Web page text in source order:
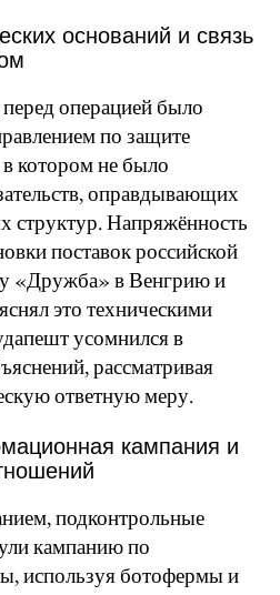
оснований и связь
операцией было
по защите
котором не было
оправдывающих
структур. Напряжённость
поставок российской
«Дружба» в Венгрию и
это техническими
усомнился в
рассматривая
ответную меру.
кампания и
подконтрольные
кампанию по
используя ботофермы и